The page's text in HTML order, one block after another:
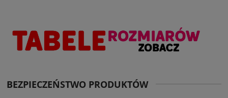
BEZPIECZEŃSTWO PRODUKTÓW